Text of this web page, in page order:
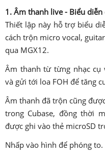
1. Âm thanh live - Biểu
Thiết lập này hỗ trợ biểu
cách trộn micro vocal,
qua MGX12.
Âm thanh từ từng nhạc
và gửi tới loa FOH để tăng
Âm thanh đã trộn cũng
trong Cubase, đồng thời
được ghi vào thẻ microSD
Nhấp vào hình để phóng to.